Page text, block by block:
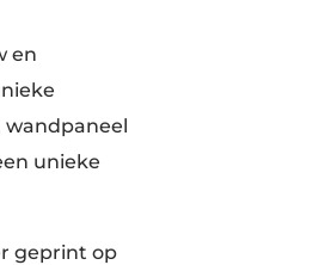
en
wandpaneel
unieke
geprint op